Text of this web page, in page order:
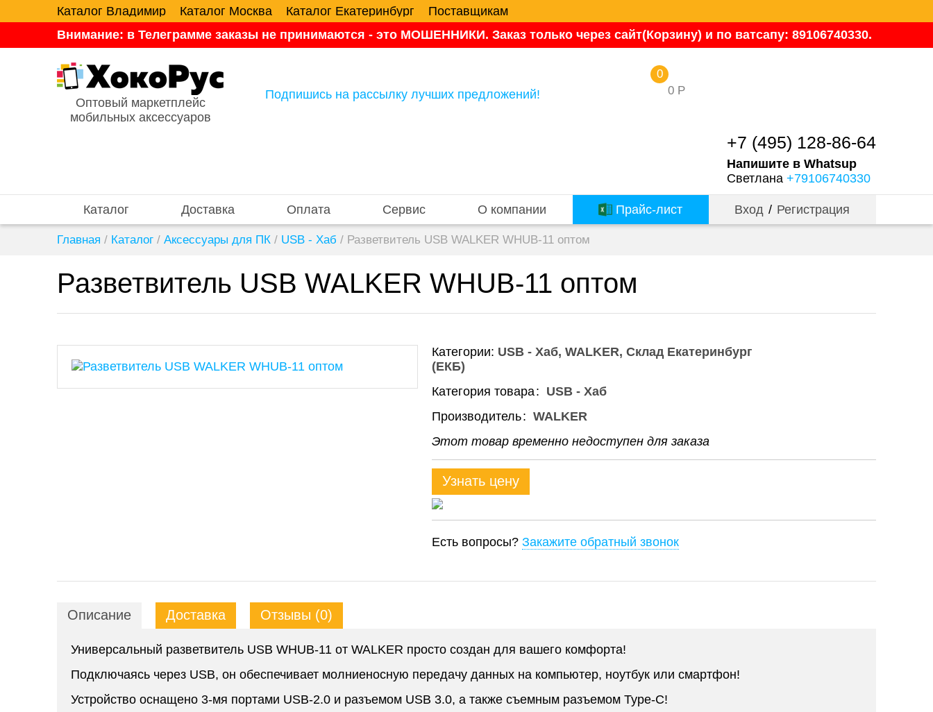
Каталог Владимир Каталог Москва Каталог Екатеринбург
Поставщикам
Внимание: в Телеграмме заказы не принимаются - это МОШЕННИКИ. Заказ только через сайт(Корзину) и по ватсапу: 89106740330.
Оптовый маркетплейс
мобильных аксессуаров
Подпишись на рассылку лучших предложений! 0 Р
0
+7 (495) 128-86-64
Напишите в Whatsup
Светлана +79106740330
Каталог Доставка Оплата Сервис О компании Прайс-лист Вход / Регистрация
Главная / Каталог / Аксессуары для ПК / USB - Xaб / Разветвитель USB WALKER WHUB-11 оптом
Разветвитель USB WALKER WHUB-11 оптом
Категории: USB - Xaб WALKER Склад Екатеринбург
(ЕКБ)
Категория товара
USB - Хаб
Производитель WALKER
Этот товар временно недоступен для заказа
Узнать цену
Есть вопросы? Закажите обратный звонок
Описание Доставка Отзывы (0)
Универсальный разветвитель USB WHUB-11 от WALKER просто создан для вашего комфорта!
Подключаясь через USB, он обеспечивает молниеносную передачу данных на компьютер, ноутбук или смартфон!
Устройство оснащено 3-мя портами USB-2.0 и разъемом USB 3.0, а также съемным разъемом Type-C!